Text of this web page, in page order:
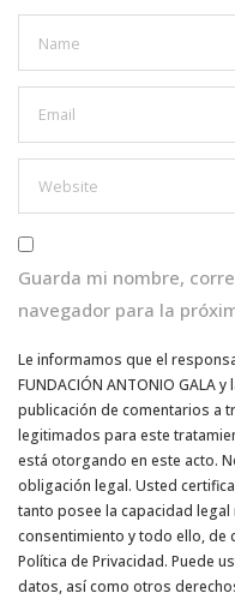
Guarda mi nombre,
navegador para la
Le informamos que el
FUNDACIÓN ANTONIO GALA
publicación de comentarios a
legitimados para este
está otorgando en este acto.
obligación legal. Usted
tanto posee la capacidad
consentimiento y todo ello, de
Política de Privacidad. Puede
datos, así como otros